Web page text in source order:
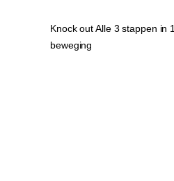
Knock out Alle 3 stappen in 1
beweging